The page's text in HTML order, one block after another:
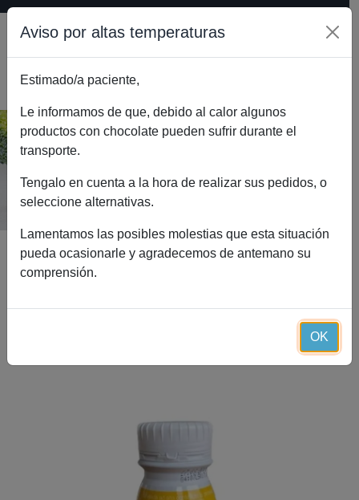
Smoothie de plátano (1 ración)
Inicio Catálogo Smoothie de plátano (1 ración)
Aviso por altas temperaturas
Estimado/a paciente,
Le informamos de que, debido al calor algunos
productos con chocolate pueden sufrir durante el
transporte.
Tengalo en cuenta a la hora de realizar sus pedidos, o
seleccione alternativas.
Lamentamos las posibles molestias que esta situación
pueda ocasionarle y agradecemos de antemano su
comprensión.
OK